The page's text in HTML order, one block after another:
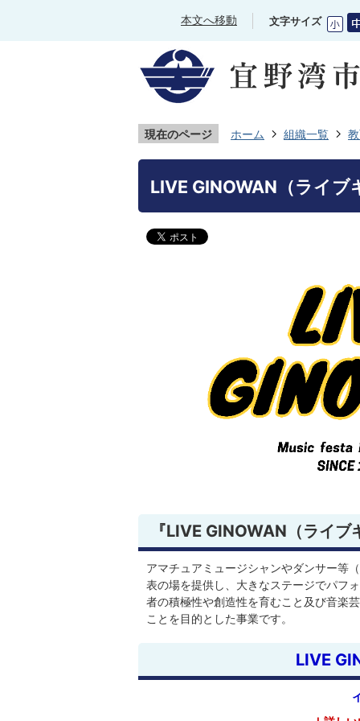
本文へ移動 文字サイズ
現在のページ ホーム 組織一覧
LIVE GINOWAN（ライブ
『LIVE GINOWAN（ライ
アマチュアミュージシャンやダンサー等
表の場を提供し、大きなステージでパフ
者の積極性や創造性を育むこと及び音楽
ことを目的とした事業です。
LIVE